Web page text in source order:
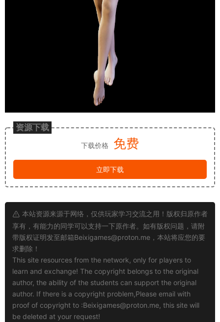
资源下载
下载价格 免费
立即下载
本站资源来源于网络，仅供玩家学习交流之用！版权归原作者
享有，有能力的同学可以支持一下原作者。如有版权问题，请附
带版权证明发至邮箱Beixigames@proton.me ，本站将应您的要
求删除！
This site resources from the network, only for players to
learn and exchange! The copyright belongs to the original
author, the ability of the students can support the original
author. If there is a copyright problem,Please email with
proof of copyright to :Beixigames@proton.me, this site will
be deleted at your request!